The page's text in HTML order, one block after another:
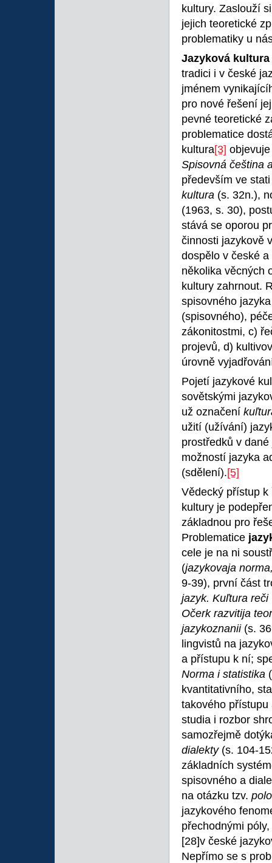
kultury. Zaslouží
jejich teoretické
problematiky u
Jazyková kultura
tradici i v české
jménem
pro nové řešení
pevné teoretické
problematice
kultura[3]
Spisovná čeština
především ve
kultura (s. 32n.),
(1963, s. 30),
stává se oporou
činnosti jazykově
dospělo v české
několika věcných
kultury zahrnout.
spisovného
(spisovného),
zákonitostmi, c)
projevů, d)
úrovně
Pojetí jazykové
sovětskými
už označení
užití (užívání)
prostředků v
možností jazyka
(sdělení).[5]
Vědecký přístup
kultury je
základnou pro
Problematice
cele je na ni
(jazykovaja
9-39), první část
jazyk. Kuľtura reči
Očerk razvitija
jazykoznanii (s.
lingvistů na
a přístupu k ní;
Norma i statistika
kvantitativního,
takového
studia i rozbor
samozřejmě
dialekty (s. 104-
základních
spisovného a
na otázku tzv.
jazykového
přechodnými
[28]v české
Nepřímo se s